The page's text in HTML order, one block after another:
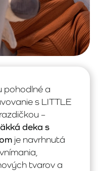
pohodlné a
s LITTLE
–
deka s
je navrhnutá
tvarov a